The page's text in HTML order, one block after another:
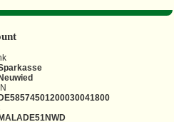
Neuwied
DE58574501200030041800
MALADE51NWD